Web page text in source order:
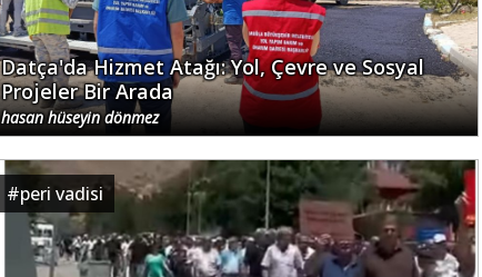
Datça'da Hizmet Atağı: Yol, Çevre ve Sosyal
Projeler Bir Arada
hasan hüseyin dönmez
#peri vadisi